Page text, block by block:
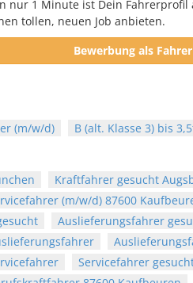
nur 1 Minute ist Dein
tollen, neuen Job anbieten.
(m/w/d) B (alt. Klasse 3) bis
Kraftfahrer gesucht
(m/w/d) 87600
Auslieferungsfahrer
Servicefahrer